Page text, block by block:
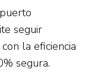
seguir
la eficiencia
segura.